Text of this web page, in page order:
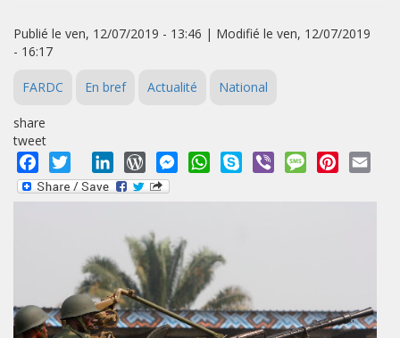
Publié le ven, 12/07/2019 - 13:46 | Modifié le ven, 12/07/2019
- 16:17
FARDC En bref Actualité National
share
tweet
Facebook
Twitter LinkedInWordPressMessengerWhatsApp
Skype Viber MessagePinterest